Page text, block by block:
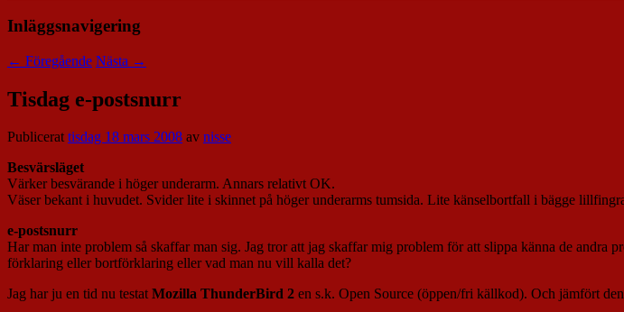
Inläggsnavigering
← Föregående Nästa →
Tisdag e-postsnurr
Publicerattisdag 18 mars 2008 av nisse
Besvärsläget
Värker besvärande i höger underarm. Annars relativt OK.
Väser bekant i huvudet. Svider lite i skinnet på höger underarms tumsida. Lite känselbortfall i bägge
e-postsnurr
Har man inte problem så skaffar man sig. Jag tror att jag skaffar mig problem för att slippa känna de andra
förklaring eller bortförklaring eller vad man nu vill kalla det?
Jag har ju en tid nu testatMozilla ThunderBird 2 en s.k. Open Source (öppen/fri källkod). Och jämfört